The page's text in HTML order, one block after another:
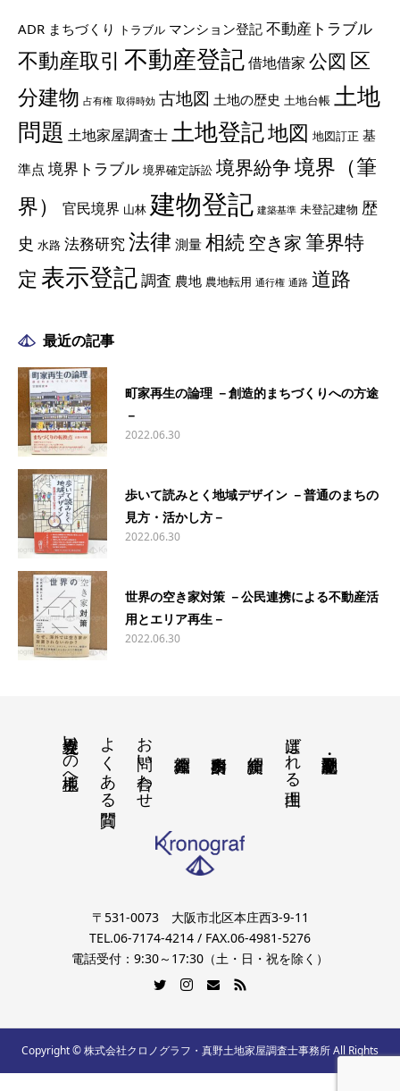
ADR まちづくり トラブル マンション登記 不動産トラブル
不動産取引 不動産登記借地借家 公図 区
分建物 占有権 取得時効 古地図 土地の歴史 土地台帳 土地
問題 土地家屋調査士土地登記地図 地図訂正 基
準点 境界トラブル 境界確定訴訟 境界紛争境界（筆
界）
官民境界 山林 建物登記 建築基準 未登記建物 歴
史 水路 法務研究法律 測量 相続空き家筆界特
定 表示登記調査 農地 農地転用 通行権 通路 道路
最近の記事
町家再生の論理 －創造的まちづくりへの方途
－
2022.06.30
歩いて読みとく地域デザイン －普通のまちの
見方・活かし方－
2022.06.30
世界の空き家対策 －公民連携による不動産活
用とエリア再生－
2022.06.30
選ばれる理由
お問い合わせ
よくある質問
境界立会いの地主様へ
〒531-0073 大阪市北区本庄西3-9-11
TEL.06-7174-4214 / FAX.06-4981-5276
電話受付：9:30～17:30（土・日・祝を除く）
Copyright © 株式会社クロノグラフ・真野土地家屋調査士事務所 All Rights